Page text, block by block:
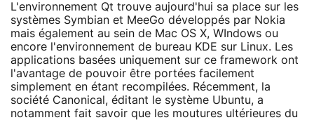
L'environnement Qt trouve aujourd'hui sa place sur les
systèmes Symbian et MeeGo développés par Nokia
mais également au sein de Mac OS X, WIndows ou
encore l'environnement de bureau KDE sur Linux. Les
applications basées uniquement sur ce framework ont
l'avantage de pouvoir être portées facilement
simplement en étant recompilées. Récemment, la
société Canonical, éditant le système Ubuntu, a
notamment fait savoir que les moutures ultérieures du